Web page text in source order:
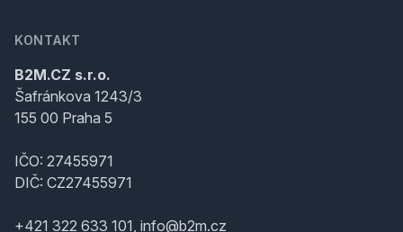
KONTAKT
B2M.CZ s.r.o.
Šafránkova 1243/3
155 00 Praha 5
IČO: 27455971
DIČ: CZ27455971
+421 322 633 101, info@b2m.cz